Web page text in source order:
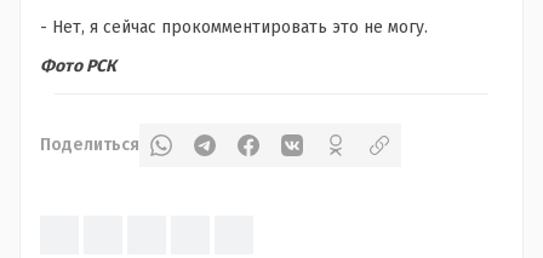
- Нет, я сейчас прокомментировать это не могу.
Фото РСК
Поделиться